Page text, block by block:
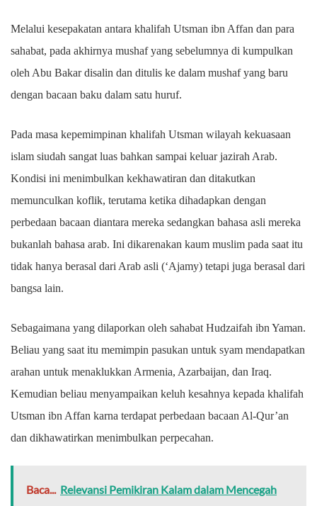
Melalui kesepakatan antara khalifah Utsman ibn Affan dan para
sahabat, pada akhirnya mushaf yang sebelumnya di kumpulkan
oleh Abu Bakar disalin dan ditulis ke dalam mushaf yang baru
dengan bacaan baku dalam satu huruf.
Pada masa kepemimpinan khalifah Utsman wilayah kekuasaan
islam siudah sangat luas bahkan sampai keluar jazirah Arab.
Kondisi ini menimbulkan kekhawatiran dan ditakutkan
memunculkan koflik, terutama ketika dihadapkan dengan
perbedaan bacaan diantara mereka sedangkan bahasa asli mereka
bukanlah bahasa arab. Ini dikarenakan kaum muslim pada saat itu
tidak hanya berasal dari Arab asli (‘Ajamy) tetapi juga berasal dari
bangsa lain.
Sebagaimana yang dilaporkan oleh sahabat Hudzaifah ibn Yaman.
Beliau yang saat itu memimpin pasukan untuk syam mendapatkan
arahan untuk menaklukkan Armenia, Azarbaijan, dan Iraq.
Kemudian beliau menyampaikan keluh kesahnya kepada khalifah
Utsman ibn Affan karna terdapat perbedaan bacaan Al-Qur’an
dan dikhawatirkan menimbulkan perpecahan.
Baca... Relevansi Pemikiran Kalam dalam Mencegah